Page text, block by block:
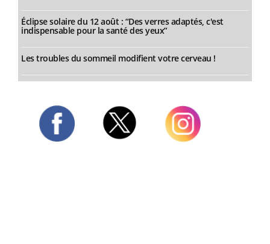
Éclipse solaire du 12 août : “Des verres adaptés, c'est
indispensable pour la santé des yeux”
Les troubles du sommeil modifient votre cerveau !